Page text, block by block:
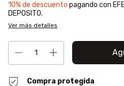
10% de descuento pagando con
DEPOSITO.
Ver más detalles
Compra protegida